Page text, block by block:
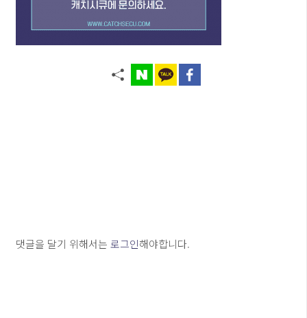
댓글을 달기 위해서는 로그인해야합니다.